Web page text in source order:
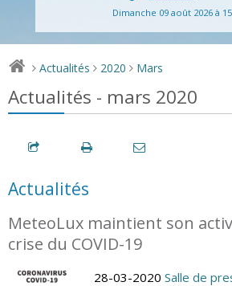
Dimanche 09 août 2026 à
> Actualités > 2020 > Mars
Actualités - mars 2020
Actualités
MeteoLux maintient son
crise du COVID-19
28-03-2020 Salle de